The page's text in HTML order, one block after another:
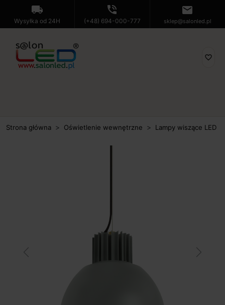
local_shipping
Wysyłka od 24H
phone_in_talk
(+48) 694-000-777
mail
sklep@salonled.pl
favorite_border
Strona główna Oświetlenie wewnętrzne Lampy wiszące LED